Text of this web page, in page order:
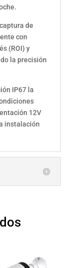
de
con
(ROI) y
la precisión
IP67 la
12V
instalación